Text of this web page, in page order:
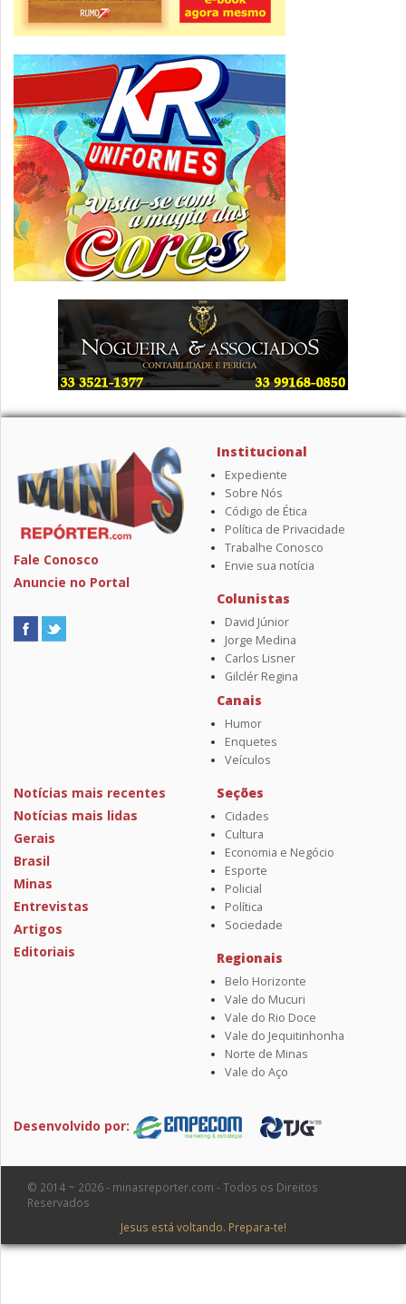
Fale Conosco
Anuncie no Portal
Institucional
Expediente
Sobre Nós
Código de Ética
Política de Privacidade
Trabalhe Conosco
Envie sua notícia
Colunistas
David Júnior
Jorge Medina
Carlos Lisner
Gilclér Regina
Canais
Humor
Enquetes
Veículos
Notícias mais recentes
Notícias mais lidas
Gerais
Brasil
Minas
Entrevistas
Artigos
Editoriais
Seções
Cidades
Cultura
Economia e Negócio
Esporte
Policial
Política
Sociedade
Regionais
Belo Horizonte
Vale do Mucuri
Vale do Rio Doce
Vale do Jequitinhonha
Norte de Minas
Vale do Aço
Desenvolvido por:
© 2014 ~ 2026 - minasreporter.com - Todos os Direitos
Reservados
Jesus está voltando. Prepara-te!